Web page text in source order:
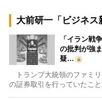
大前研一「ビジネ
「イラン戦
の批判が強
疑…
トランプ大統領のファミ
の証券取引を行っていたこ